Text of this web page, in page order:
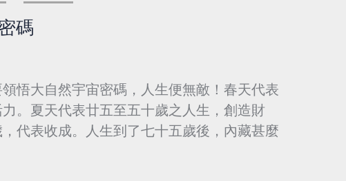
碼
悟大自然宇宙密碼，人生便無敵！春天代表
。夏天代表廿五至五十歲之人生，創造財
代表收成。人生到了七十五歲後，內藏甚麼